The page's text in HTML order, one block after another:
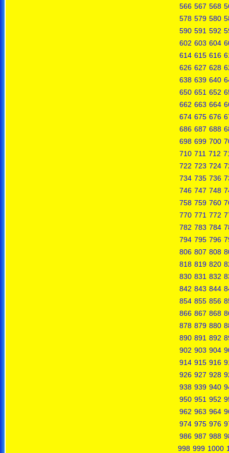
566 567 568
578 579 580
590 591 592
602 603 604
614 615 616
626 627 628
638 639 640
650 651 652
662 663 664
674 675 676
686 687 688
698 699 700
710 711 712
722 723 724
734 735 736
746 747 748
758 759 760
770 771 772
782 783 784
794 795 796
806 807 808
818 819 820
830 831 832
842 843 844
854 855 856
866 867 868
878 879 880
890 891 892
902 903 904
914 915 916
926 927 928
938 939 940
950 951 952
962 963 964
974 975 976
986 987 988
998 999 1000